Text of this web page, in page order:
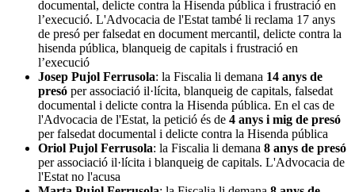
documental, delicte contra la Hisenda pública i frustració en
l’execució. L'Advocacia de l'Estat també li reclama 17 anys
de presó per falsedat en document mercantil, delicte contra la
hisenda pública, blanqueig de capitals i frustració en
l’execució
Josep Pujol Ferrusola: la Fiscalia li demana 14 anys de
presó per associació il·lícita, blanqueig de capitals, falsedat
documental i delicte contra la Hisenda pública. En el cas de
l'Advocacia de l'Estat, la petició és de 4 anys i mig de presó
per falsedat documental i delicte contra la Hisenda pública
Oriol Pujol Ferrusola: la Fiscalia li demana 8 anys de presó
per associació il·lícita i blanqueig de capitals. L'Advocacia de
l'Estat no l'acusa